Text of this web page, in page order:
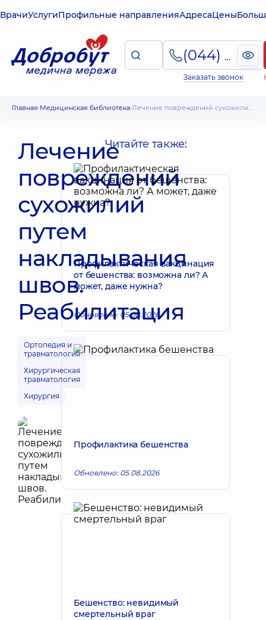
ВрачиУслугиПрофильные направленияАдресаЦены
(044) 495-2-888
Заказать звонок
Главная Медицинская библиотека Лечение повреждений сухожилий путем накладывания швов. Реабилитация
Лечение
повреждений
сухожилий
путем
накладывания
швов.
Реабилитация
Ортопедия и
травматология
Хирургическая
травматология
Хирургия
Читайте также:
Профилактическая вакцинация
от бешенства: возможна ли? А
может, даже нужна?
Обновлено: 05.08.2026
Профилактика бешенства
Обновлено: 05.08.2026
Бешенство: невидимый
смертельный враг